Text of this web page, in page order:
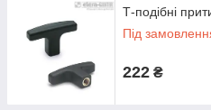
Т-подібні
Під
222 ₴